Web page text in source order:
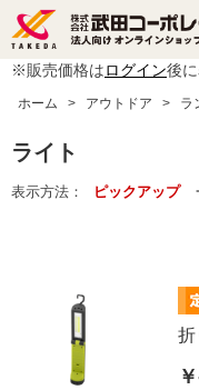
※販売価格はログイン後
ホーム > アウトドア > ラ
ライト
表示方法： ピックアップ
折